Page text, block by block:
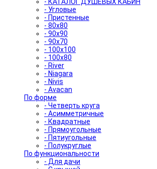
- Угловые
- Пристенные
- 80x80
- 90x90
- 90x70
- 100x100
- 100x80
- River
- Niagara
- Nivis
- Avacan
По форме
- Четверть круга
- Асимметричные
- Квадратные
- Прямоугольные
- Пятиугольные
- Полукруглые
По функциональности
- Для дачи